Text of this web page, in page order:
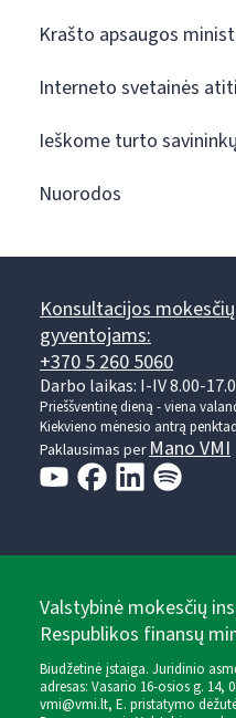
Krašto apsaugos
Interneto svetainės
Ieškome turto savininkų
Nuorodos
Konsultacijos
gyventojams:
+370 5 260 5060
Darbo laikas: I-IV 8.00-
Prieššventinę dieną - viena
Kiekvieno mėnesio antrą
Paklausimas perMano VMI
Valstybinė mokesčių
Respublikos finansų
Biudžetinė įstaiga. Juridinio
adresas: Vasario 16-osios g. 14,
vmi@vmi.lt, E. pristatymo